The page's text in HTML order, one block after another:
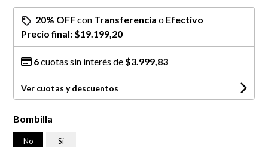
20% OFFcon Transferencia o Efectivo
Precio final: $19.199,20
6cuotas sin interés de $3.999,83
Ver cuotas y descuentos
Bombilla
No Si